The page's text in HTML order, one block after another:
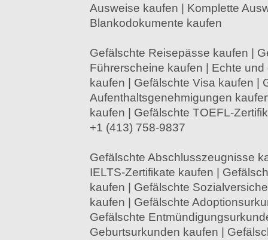
Ausweise kaufen | Komplette
Blankodokumente kaufen
Gefälschte Reisepässe kaufen |
Führerscheine kaufen | Echte
kaufen | Gefälschte Visa kaufen |
Aufenthaltsgenehmigungen
kaufen | Gefälschte TOEFL-
+1 (413) 758-9837
Gefälschte Abschlusszeugnisse
IELTS-Zertifikate kaufen |
kaufen | Gefälschte
kaufen | Gefälschte
Gefälschte
Geburtsurkunden kaufen |